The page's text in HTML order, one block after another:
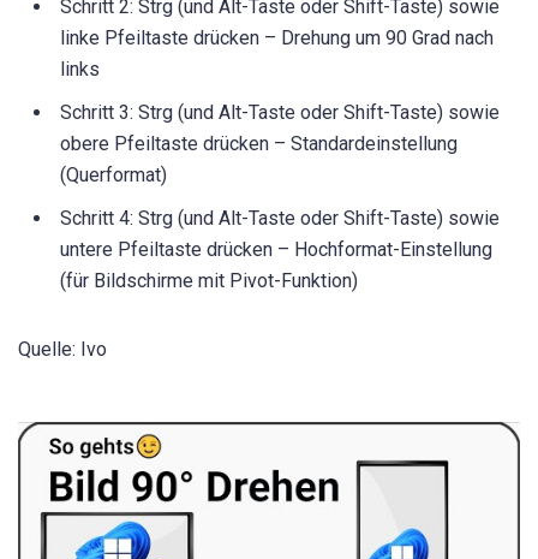
Schritt 2: Strg (und Alt-Taste oder Shift-Taste) sowie
linke Pfeiltaste drücken – Drehung um 90 Grad nach
links
Schritt 3: Strg (und Alt-Taste oder Shift-Taste) sowie
obere Pfeiltaste drücken – Standardeinstellung
(Querformat)
Schritt 4: Strg (und Alt-Taste oder Shift-Taste) sowie
untere Pfeiltaste drücken – Hochformat-Einstellung
(für Bildschirme mit Pivot-Funktion)
Quelle: Ivo